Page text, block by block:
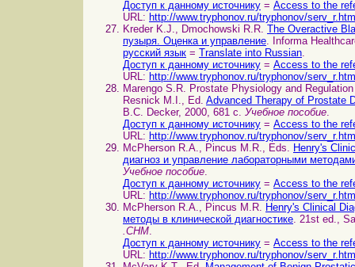
Доступ к данному источнику = Access to the
URL: http://www.tryphonov.ru/tryphonov/
Kreder K.J., Dmochowski R.R. The Overactive
пузыря. Оценка и управление. Informa
русский язык = Translate into Russian.
Доступ к данному источнику = Access to the
URL: http://www.tryphonov.ru/tryphonov/
Marengo S.R. Prostate Physiology and
Resnick M.I., Ed. Advanced Therapy of Prostate
B.C. Decker, 2000, 681 с. Учебное пособие.
Доступ к данному источнику = Access to the
URL: http://www.tryphonov.ru/tryphonov/
McPherson R.A., Pincus M.R., Eds. Henry's
диагноз и управление лабораторными
Учебное пособие.
Доступ к данному источнику = Access to the
URL: http://www.tryphonov.ru/tryphonov/
McPherson R.A., Pincus M.R. Henry's Clinical
методы в клинической диагностике. 21st ed.,
.CHM.
Доступ к данному источнику = Access to the
URL: http://www.tryphonov.ru/tryphonov/